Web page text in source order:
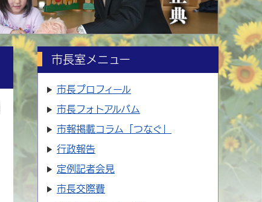
市長室メニュー
市長プロフィール
市長フォトアルバム
市報掲載コラム「つなぐ」
行政報告
定例記者会見
市長交際費